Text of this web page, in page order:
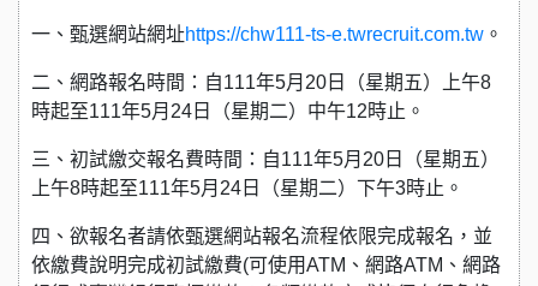
一、甄選網站網址https://chw111-ts-e.twrecruit.com.tw 。
二、網路報名時間：自111年5月20日（星期五）上午8
時起至111年5月24日（星期二）中午12時止。
三、初試繳交報名費時間：自111年5月20日（星期五）
上午8時起至111年5月24日（星期二）下午3時止。
四、欲報名者請依甄選網站報名流程依限完成報名，並
依繳費說明完成初試繳費(可使用ATM、網路ATM、網路